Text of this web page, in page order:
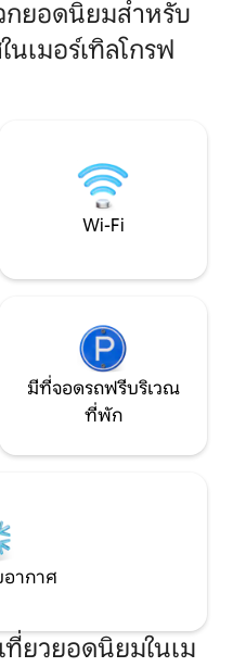
อล์คอิน
ลาดเรือสาธารณะ
เพลิดเพลินกับร้าน
ย่านประวัติศาสตร์
การเข้าพักในวันห
กยอดนิยมสำหรับ
เมอร์เทิลโกรฟ
Wi-Fi
มีที่จอดรถฟรีบริเวณ
ที่พัก
อากาศ
ยวยอดนิยมในเม